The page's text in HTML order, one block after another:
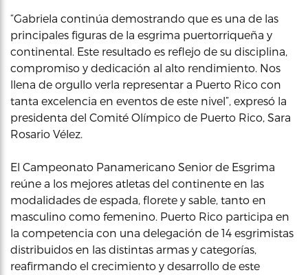
“Gabriela continúa demostrando que es una de las
principales figuras de la esgrima puertorriqueña y
continental. Este resultado es reflejo de su disciplina,
compromiso y dedicación al alto rendimiento. Nos
llena de orgullo verla representar a Puerto Rico con
tanta excelencia en eventos de este nivel”, expresó la
presidenta del Comité Olímpico de Puerto Rico, Sara
Rosario Vélez.
El Campeonato Panamericano Senior de Esgrima
reúne a los mejores atletas del continente en las
modalidades de espada, florete y sable, tanto en
masculino como femenino. Puerto Rico participa en
la competencia con una delegación de 14 esgrimistas
distribuidos en las distintas armas y categorías,
reafirmando el crecimiento y desarrollo de este